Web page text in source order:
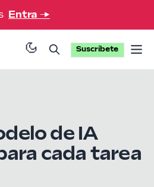
Entra →
Suscríbete
de IA
cada tarea